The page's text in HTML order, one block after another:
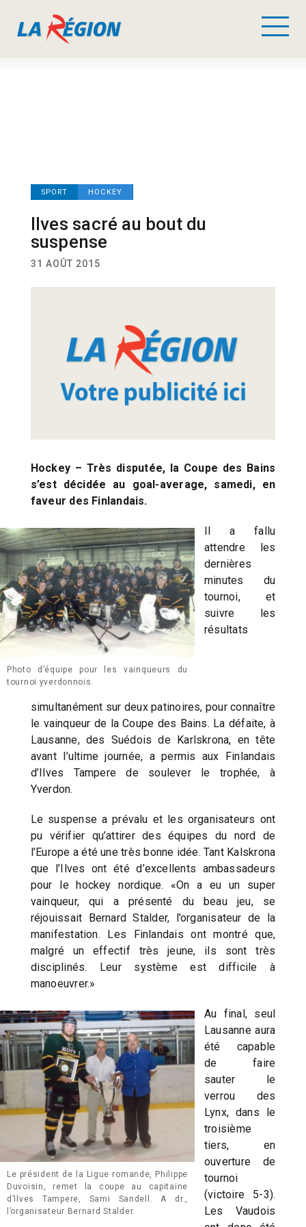
SPORT HOCKEY
Ilves sacré au bout du
suspense
31 AOÛT 2015
Hockey – Très disputée, la Coupe des Bains
s’est décidée au goal-average, samedi, en
faveur des Finlandais.
Photo d’équipe pour les vainqueurs du
tournoi yverdonnois.
Il a fallu
attendre les
dernières
minutes du
tournoi, et
suivre les
résultats
simultanément sur deux patinoires, pour connaître
le vainqueur de la Coupe des Bains. La défaite, à
Lausanne, des Suédois de Karlskrona, en tête
avant l’ultime journée, a permis aux Finlandais
d’Ilves Tampere de soulever le trophée, à
Yverdon.
Le suspense a prévalu et les organisateurs ont
pu vérifier qu’attirer des équipes du nord de
l’Europe a été une très bonne idée. Tant Kalskrona
que l’Ilves ont été d’excellents ambassadeurs
pour le hockey nordique. «On a eu un super
vainqueur, qui a présenté du beau jeu, se
réjouissait Bernard Stalder, l’organisateur de la
manifestation. Les Finlandais ont montré que,
malgré un effectif très jeune, ils sont très
disciplinés. Leur système est difficile à
manoeuvrer.»
Le président de la Ligue romande, Philippe
Duvoisin, remet la coupe au capitaine
d’Ilves Tampere, Sami Sandell. A dr.,
l’organisateur Bernard Stalder.
Au final, seul
Lausanne aura
été capable
de faire
sauter le
verrou des
Lynx, dans le
troisième
tiers, en
ouverture de
tournoi
(victoire 5-3).
Les Vaudois